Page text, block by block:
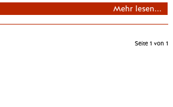
Mehr lesen...
Seite 1 von 1